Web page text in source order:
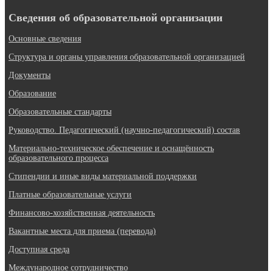
Сведения об образовательной организации
Основные сведения
Структура и органы управления образовательной организацией
Документы
Образование
Образовательные стандарты
Руководство. Педагогический (научно-педагогический) состав
Материально-техническое обеспечение и оснащённость
образовательного процесса
Стипендии и иные виды материальной поддержки
Платные образовательные услуги
Финансово-хозяйственная деятельность
Вакантные места для приема (перевода)
Доступная среда
Международное сотрудничество